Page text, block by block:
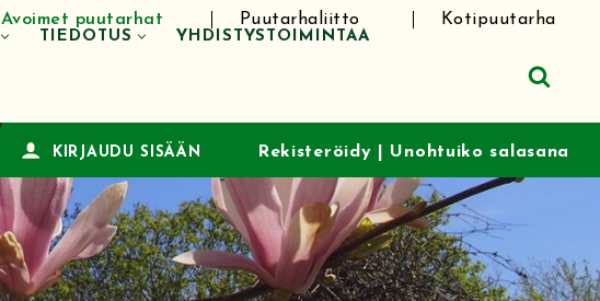
Avoimet puutarhat Puutarhaliitto Kotipuutarha
TIEDOTUS YHDISTYSTOIMINTAA
KIRJAUDU SISÄÄN
Rekisteröidy Unohtuiko salasana